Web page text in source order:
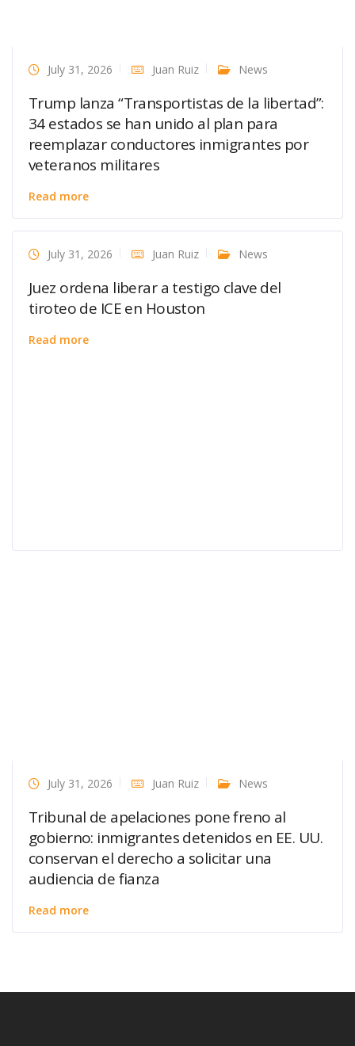
July 31, 2026 Juan Ruiz News
Trump lanza “Transportistas de la libertad”:
34 estados se han unido al plan para
reemplazar conductores inmigrantes por
veteranos militares
Read more
July 31, 2026 Juan Ruiz News
Juez ordena liberar a testigo clave del
tiroteo de ICE en Houston
Read more
July 31, 2026 Juan Ruiz News
Tribunal de apelaciones pone freno al
gobierno: inmigrantes detenidos en EE. UU.
conservan el derecho a solicitar una
audiencia de fianza
Read more